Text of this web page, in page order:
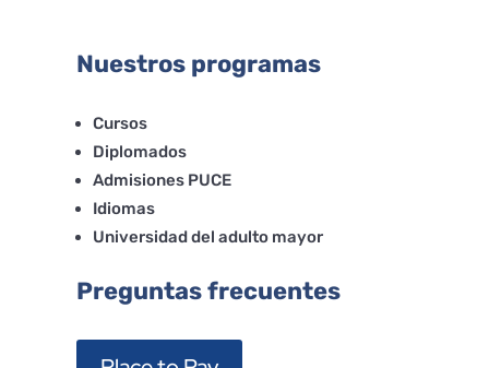
Nuestros programas
Cursos
Diplomados
Admisiones PUCE
Idiomas
Universidad del adulto mayor
Preguntas frecuentes